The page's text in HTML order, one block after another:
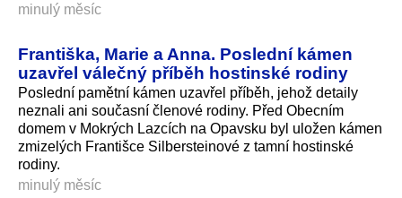
minulý měsíc
Františka, Marie a Anna. Poslední kámen
uzavřel válečný příběh hostinské rodiny
Poslední pamětní kámen uzavřel příběh, jehož detaily
neznali ani současní členové rodiny. Před Obecním
domem v Mokrých Lazcích na Opavsku byl uložen kámen
zmizelých Františce Silbersteinové z tamní hostinské
rodiny.
minulý měsíc